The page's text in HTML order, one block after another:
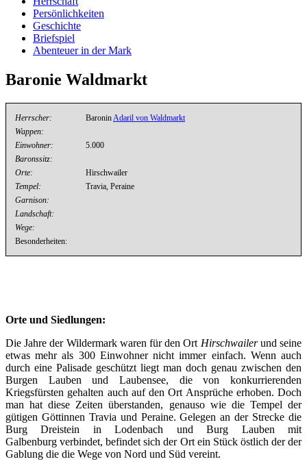
Persönlichkeiten
Geschichte
Briefspiel
Abenteuer in der Mark
Baronie Waldmarkt
Herrscher: Baronin Adaril von Waldmarkt
Wappen:
Einwohner:
5.000
Baronssitz:
Orte:
Hirschwailer
Tempel:
Travia, Peraine
Garnison:
Landschaft:
Wege:
Besonderheiten:
Orte und Siedlungen:
Die Jahre der Wildermark waren für den Ort Hirschwailerund seine
etwas mehr als 300 Einwohner nicht immer einfach. Wenn auch
durch eine Palisade geschützt liegt man doch genau zwischen den
Burgen Lauben und Laubensee, die von konkurrierenden
Kriegsfürsten gehalten auch auf den Ort Ansprüche erhoben. Doch
man hat diese Zeiten überstanden, genauso wie die Tempel der
gütigen Göttinnen Travia und Peraine. Gelegen an der Strecke die
Burg Dreistein in Lodenbach und Burg Lauben mit
Galbenburg verbindet, befindet sich der Ort ein Stück östlich der der
Gablung die die Wege von Nord und Süd vereint.